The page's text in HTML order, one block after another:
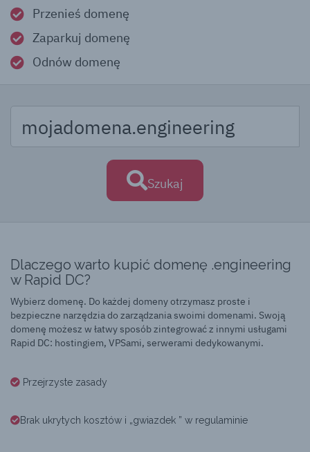
Przenieś domenę
Zaparkuj domenę
Odnów domenę
Szukaj
Dlaczego warto kupić domenę .engineering
w Rapid DC?
Wybierz domenę. Do każdej domeny otrzymasz proste i
bezpieczne narzędzia do zarządzania swoimi domenami. Swoją
domenę możesz w łatwy sposób zintegrować z innymi usługami
Rapid DC: hostingiem, VPSami, serwerami dedykowanymi.
Przejrzyste zasady
Brak ukrytych kosztów i „gwiazdek ” w regulaminie